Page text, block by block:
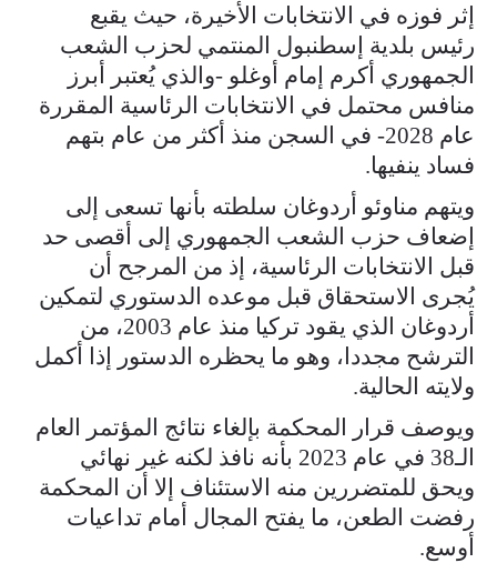
إثر فوزه في الانتخابات الأخيرة، حيث يقبع
رئيس بلدية إسطنبول المنتمي لحزب الشعب
الجمهوري أكرم إمام أوغلو -والذي يُعتبر أبرز
منافس محتمل في الانتخابات الرئاسية المقررة
عام 2028- في السجن منذ أكثر من عام بتهم
فساد ينفيها.
ويتهم مناوئو أردوغان سلطته بأنها تسعى إلى
إضعاف حزب الشعب الجمهوري إلى أقصى حد
قبل الانتخابات الرئاسية، إذ من المرجح أن
يُجرى الاستحقاق قبل موعده الدستوري لتمكين
أردوغان الذي يقود تركيا منذ عام 2003، من
الترشح مجددا، وهو ما يحظره الدستور إذا أكمل
ولايته الحالية.
ويوصف قرار المحكمة بإلغاء نتائج المؤتمر العام
الـ38 في عام 2023 بأنه نافذ لكنه غير نهائي
ويحق للمتضررين منه الاستئناف إلا أن المحكمة
رفضت الطعن، ما يفتح المجال أمام تداعيات
أوسع.